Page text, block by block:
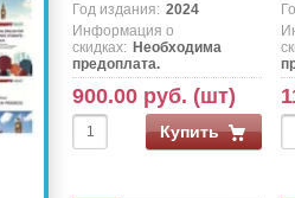
Год издания: 2024
Информация о
скидках: Необходима
предоплата.
900.00 руб. (шт)
Купить